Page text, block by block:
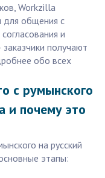
Workzilla
для общения с
и
получают
обо всех
с румынского
и почему это
на русский
этапы: